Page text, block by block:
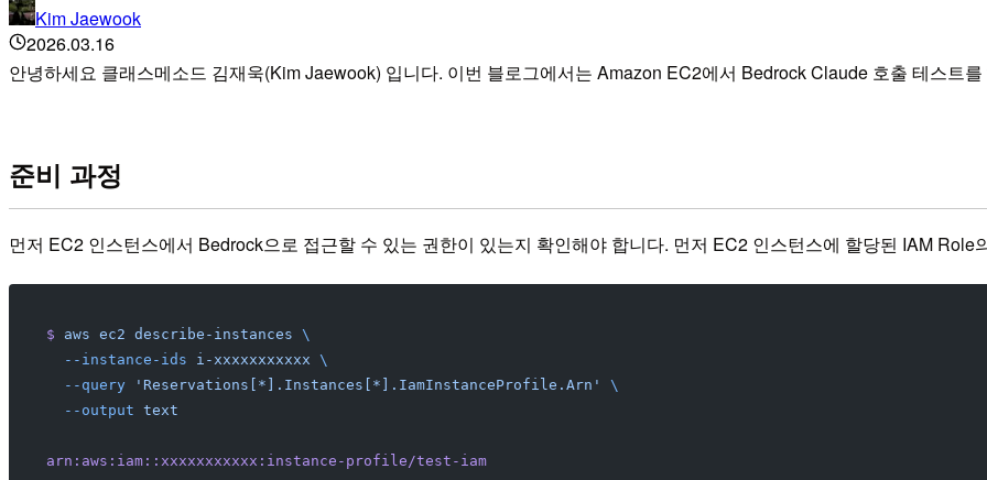
Kim Jaewook
2026.03.16
안녕하세요 클래스메소드 김재욱(Kim Jaewook) 입니다. 이번 블로그에서는 Amazon EC2에서 Bedrock Claude 호출 테스트
준비 과정
먼저 EC2 인스턴스에서 Bedrock으로 접근할 수 있는 권한이 있는지 확인해야 합니다. 먼저 EC2 인스턴스에 할당된 IAM Role
$ aws ec2 describe-instances \
  --instance-ids
i-xxxxxxxxxxx \
  --query
'Reservations[*].Instances[*].IamInstanceProfile.Arn'
\
  --output
text
arn:aws:iam::xxxxxxxxxxx:instance-profile/test-iam